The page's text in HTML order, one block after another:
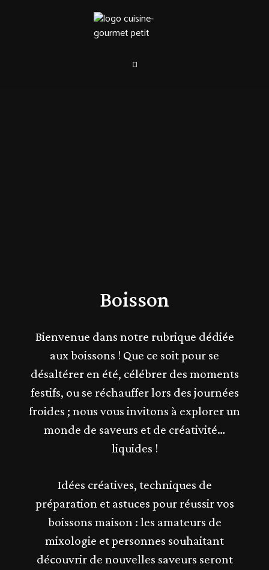
Boisson
Bienvenue dans notre rubrique dédiée
aux boissons ! Que ce soit pour se
désaltérer en été, célébrer des moments
festifs, ou se réchauffer lors des journées
froides ; nous vous invitons à explorer un
monde de saveurs et de créativité…
liquides !
Idées créatives, techniques de
préparation et astuces pour réussir vos
boissons maison : les amateurs de
mixologie et personnes souhaitant
découvrir de nouvelles saveurs seront